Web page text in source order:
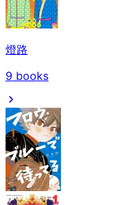
燈路
9 books